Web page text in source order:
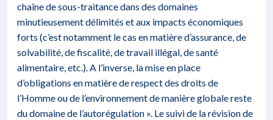
chaîne de sous-traitance dans des domaines
minutieusement délimités et aux impacts économiques
forts (c’est notamment le cas en matière d’assurance, de
solvabilité, de fiscalité, de travail illégal, de santé
alimentaire, etc.). A l’inverse, la mise en place
d’obligations en matière de respect des droits de
l’Homme ou de l’environnement de manière globale reste
du domaine de l’autorégulation ». Le suivi de la révision de